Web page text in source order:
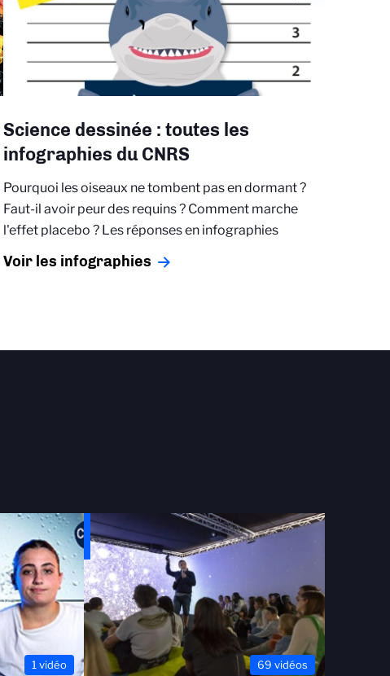
Science dessinée : toutes les
infographies du CNRS
Pourquoi les oiseaux ne tombent pas en dormant ?
Faut-il avoir peur des requins ? Comment marche
l'effet placebo ? Les réponses en infographies
Voir les infographies
1 vidéo 69 vidéos